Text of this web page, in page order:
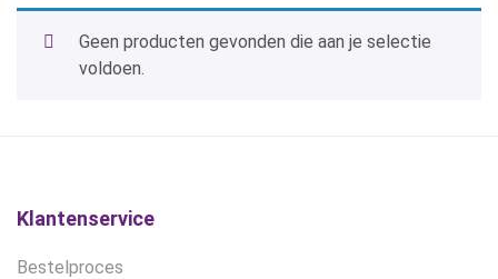
Hoe begin ik?
Geen producten gevonden die aan je selectie
voldoen.
Klantenservice
Bestelproces